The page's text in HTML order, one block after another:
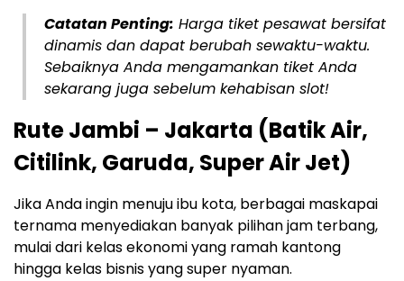
Catatan Penting: Harga tiket pesawat bersifat
dinamis dan dapat berubah sewaktu-waktu.
Sebaiknya Anda mengamankan tiket Anda
sekarang juga sebelum kehabisan slot!
Rute Jambi – Jakarta (Batik Air,
Citilink, Garuda, Super Air Jet)
Jika Anda ingin menuju ibu kota, berbagai maskapai
ternama menyediakan banyak pilihan jam terbang,
mulai dari kelas ekonomi yang ramah kantong
hingga kelas bisnis yang super nyaman.